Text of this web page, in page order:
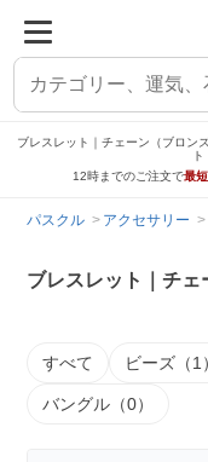
ブレスレット｜チェーン（ブロン
12時までのご注文で最
パスクル アクセサリー
ブレスレット｜チェ
すべて ビーズ（1
バングル（0）